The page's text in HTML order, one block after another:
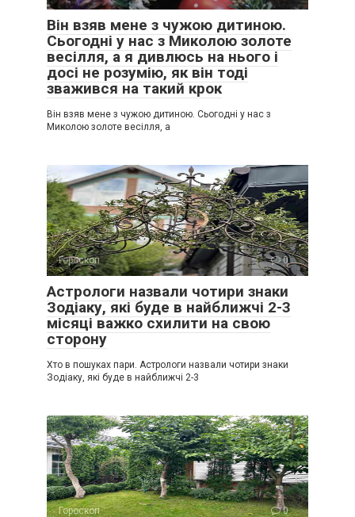
Він взяв мене з чужою дитиною.
Сьогодні у нас з Миколою золоте
весілля, а я дивлюсь на нього і
досі не розумію, як він тоді
зважився на такий крок
Він взяв мене з чужою дитиною. Сьогодні у нас з
Миколою золоте весілля, а
Гороскоп 0
Астрологи назвали чотири знаки
Зодіаку, які буде в найближчі 2-3
місяці важко схилити на свою
сторону
Хто в пошуках пари. Астрологи назвали чотири знаки
Зодіаку, які буде в найближчі 2-3
Гороскоп 0